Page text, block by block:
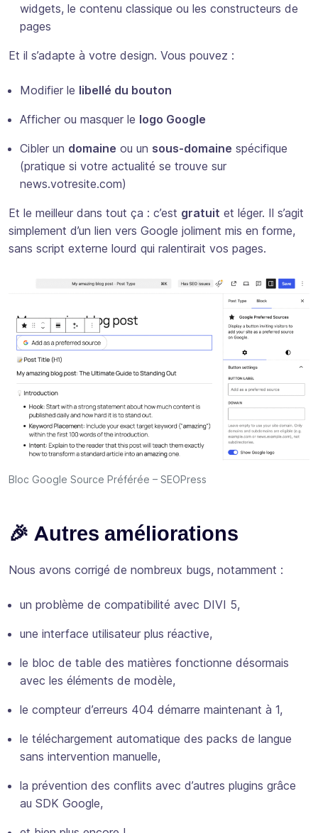
widgets, le contenu classique ou les constructeurs de
pages
Et il s’adapte à votre design. Vous pouvez :
Modifier le libellé du bouton
Afficher ou masquer le logo Google
Cibler un domaine ou un sous-domaine spécifique
(pratique si votre actualité se trouve sur
news.votresite.com)
Et le meilleur dans tout ça : c’est gratuit et léger. Il s’agit
simplement d’un lien vers Google joliment mis en forme,
sans script externe lourd qui ralentirait vos pages.
Bloc Google Source Préférée – SEOPress
🎉 Autres améliorations
Nous avons corrigé de nombreux bugs, notamment :
un problème de compatibilité avec DIVI 5,
une interface utilisateur plus réactive,
le bloc de table des matières fonctionne désormais
avec les éléments de modèle,
le compteur d’erreurs 404 démarre maintenant à 1,
le téléchargement automatique des packs de langue
sans intervention manuelle,
la prévention des conflits avec d’autres plugins grâce
au SDK Google,